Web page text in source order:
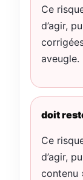
Ce
d’agir,
aveugle.
doit
Ce
d’agir,
contenu